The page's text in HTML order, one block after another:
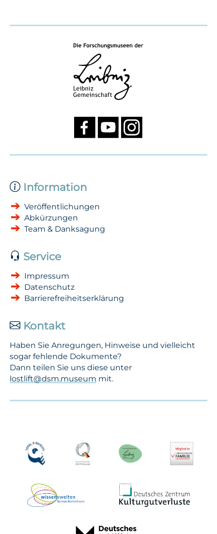
Information
Veröffentlichungen
Abkürzungen
Team & Danksagung
Service
Impressum
Datenschutz
Barrierefreiheitserklärung
Kontakt
Haben Sie Anregungen, Hinweise und vielleicht
sogar fehlende Dokumente?
Dann teilen Sie uns diese unter
lostlift@dsm.museum mit.